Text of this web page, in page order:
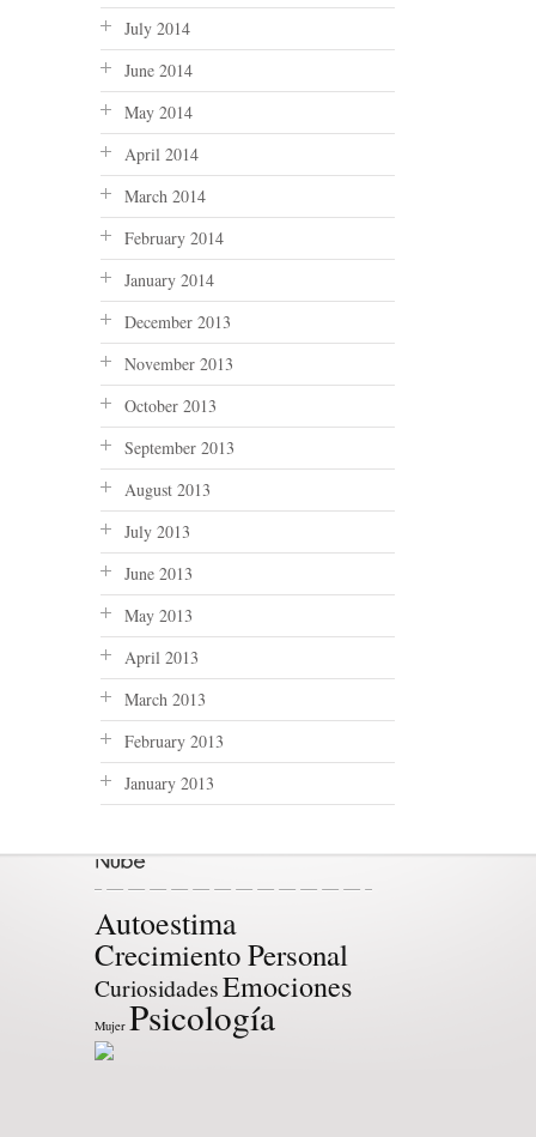
July 2014
June 2014
May 2014
April 2014
March 2014
February 2014
January 2014
December 2013
November 2013
October 2013
September 2013
August 2013
July 2013
June 2013
May 2013
April 2013
March 2013
February 2013
January 2013
Autoestima
Crecimiento Personal
CuriosidadesEmociones
Mujer Psicología